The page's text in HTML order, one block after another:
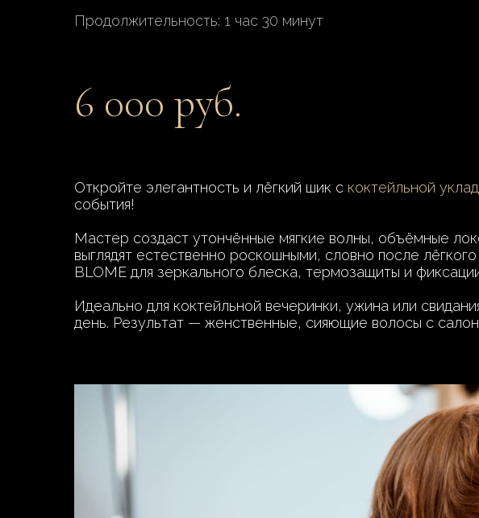
Продолжительность: 1 час 30 минут
6 000 руб.
Откройте элегантность и лёгкий шик с коктейльной
события!
Мастер создаст утончённые мягкие волны, объёмные
выглядят естественно роскошными, словно после
BLOME для зеркального блеска, термозащиты и
Идеально для коктейльной вечеринки, ужина или
день. Результат — женственные, сияющие волосы с